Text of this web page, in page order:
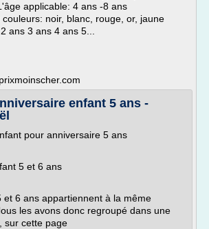
applicable: 4 ans -8 ans
noir, blanc, rouge, or, jaune
ans 3 ans 4 ans 5...
enfant 5 ans -
pour anniversaire 5 ans
5 et 6 ans
et 6 ans appartiennent à la même
les avons donc regroupé dans une
sur cette page